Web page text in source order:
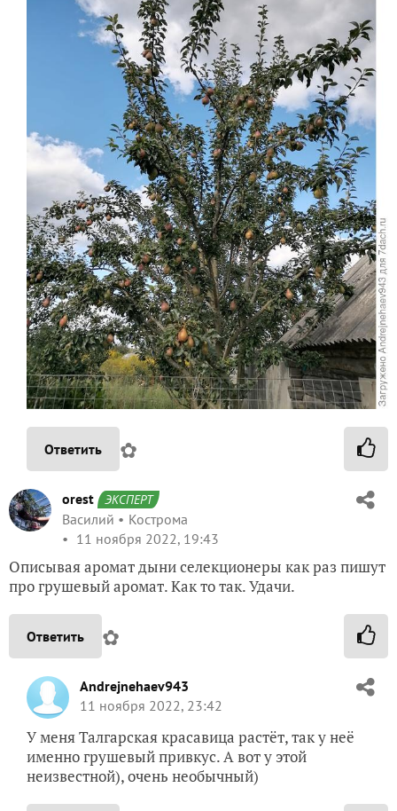
Ответить ✿
orest ЭКСПЕРТ
Василий
Кострома
11 ноября 2022, 19:43
Описывая аромат дыни селекционеры как раз пишут
про грушевый аромат. Как то так. Удачи.
Ответить ✿
Andrejnehaev943
11 ноября 2022, 23:42
У меня Талгарская красавица растёт, так у неё
именно грушевый привкус. А вот у этой
неизвестной), очень необычный)